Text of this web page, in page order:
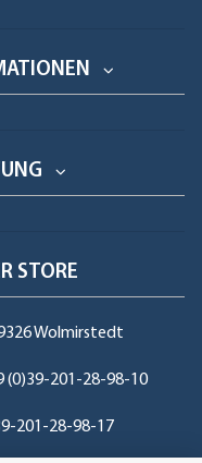
STORE
Wolmirstedt
(0)39-201-28-98-10
201-28-98-17